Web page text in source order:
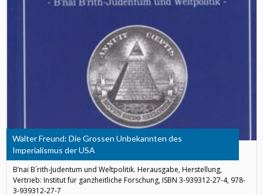
Walter Freund: Die Grossen Unbekannten des
Imperialismus der USA
B’nai B´rith-Judentum und Weltpolitik. Herausgabe, Herstellung,
Vertrieb: Institut für ganzheitliche Forschung, ISBN 3-939312-27-4, 978-
3-939312-27-7